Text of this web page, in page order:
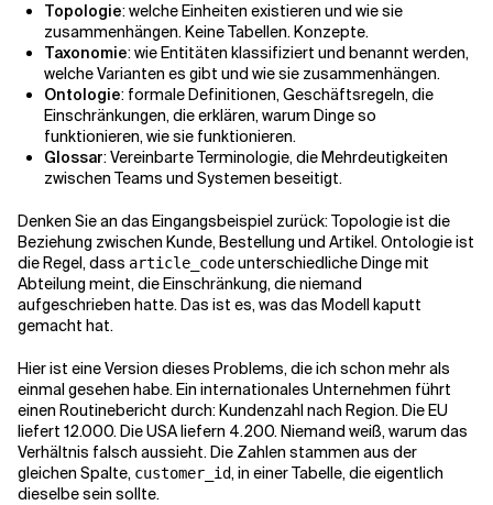
Topologie: welche Einheiten existieren und wie sie
zusammenhängen. Keine Tabellen. Konzepte.
Taxonomie: wie Entitäten klassifiziert und benannt werden,
welche Varianten es gibt und wie sie zusammenhängen.
Ontologie: formale Definitionen, Geschäftsregeln, die
Einschränkungen, die erklären, warum Dinge so
funktionieren, wie sie funktionieren.
Glossar: Vereinbarte Terminologie, die Mehrdeutigkeiten
zwischen Teams und Systemen beseitigt.
Denken Sie an das Eingangsbeispiel zurück: Topologie ist die
Beziehung zwischen Kunde, Bestellung und Artikel. Ontologie ist
die Regel, dass article_codeunterschiedliche Dinge mit
Abteilung meint, die Einschränkung, die niemand
aufgeschrieben hatte. Das ist es, was das Modell kaputt
gemacht hat.
Hier ist eine Version dieses Problems, die ich schon mehr als
einmal gesehen habe. Ein internationales Unternehmen führt
einen Routinebericht durch: Kundenzahl nach Region. Die EU
liefert 12.000. Die USA liefern 4.200. Niemand weiß, warum das
Verhältnis falsch aussieht. Die Zahlen stammen aus der
gleichen Spalte, customer_id, in einer Tabelle, die eigentlich
dieselbe sein sollte.